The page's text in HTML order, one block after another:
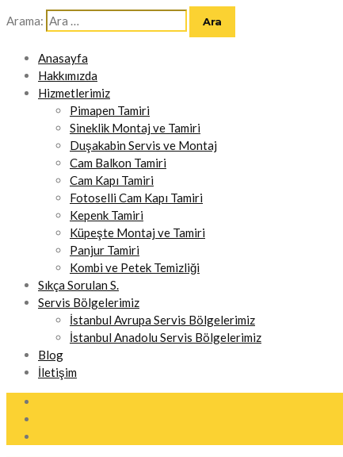
Arama:
Anasayfa
Hakkımızda
Hizmetlerimiz
Pimapen Tamiri
Sineklik Montaj ve Tamiri
Duşakabin Servis ve Montaj
Cam Balkon Tamiri
Cam Kapı Tamiri
Fotoselli Cam Kapı Tamiri
Kepenk Tamiri
Küpeşte Montaj ve Tamiri
Panjur Tamiri
Kombi ve Petek Temizliği
Sıkça Sorulan S.
Servis Bölgelerimiz
İstanbul Avrupa Servis Bölgelerimiz
İstanbul Anadolu Servis Bölgelerimiz
Blog
İletişim